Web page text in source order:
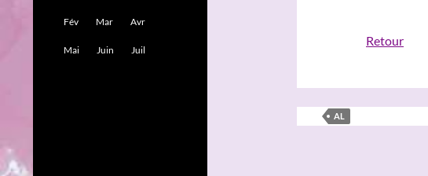
Retour
AL
Fév Mar Avr
Mai Juin Juil